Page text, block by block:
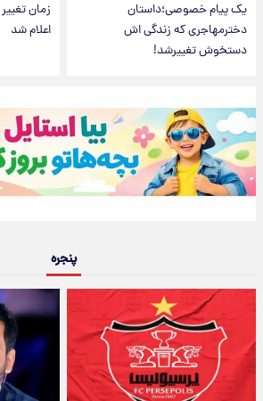
یک پیام خصوصی؛داستان
دخترمهاجری که زندگی اش
دستخوش تغییرشد!
زمان
اعلام شد
پنجره